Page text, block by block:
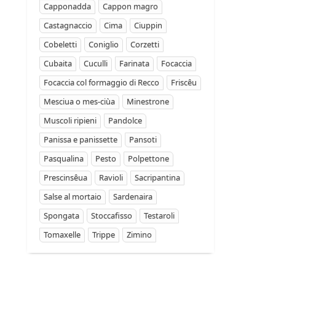
Capponadda
Cappon magro
Castagnaccio
Cima
Ciuppin
Cobeletti
Coniglio
Corzetti
Cubaita
Cuculli Farinata
Focaccia
Focaccia col formaggio di Recco
Friscêu
Mesciua o mes-ciùa
Minestrone
Muscoli ripieni
Pandolce
Panissa e panissette
Pansoti
Pasqualina
Pesto
Polpettone
Prescinsêua
Ravioli
Sacripantina
Salse al mortaio
Sardenaira
Spongata
Stoccafisso
Testaroli
Tomaxelle
Trippe Zimino